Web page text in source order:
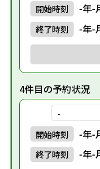
開始時刻 -年-
終了時刻 -年-
4件目の予約状況
-
開始時刻 -年-
終了時刻 -年-